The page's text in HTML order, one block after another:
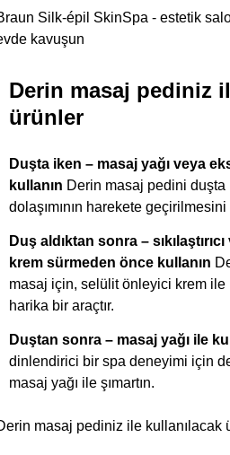
Silk-épil SkinSpa - estetik
kavuşun
Derin masaj pediniz
ürünler
Duşta iken – masaj yağı veya
kullanın Derin masaj pedini
dolaşımının harekete geçirilmesini
Duş aldıktan sonra –
krem sürmeden önce kullanın
masaj için, selülit önleyici krem
harika bir araçtır.
Duştan sonra – masaj yağı ile
dinlendirici bir spa deneyimi için
masaj yağı ile şımartın.
masaj pediniz ile kullanılacak